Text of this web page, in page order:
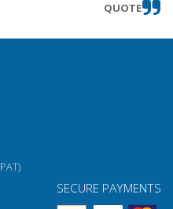
QUOTE
SECURE PAYMENTS